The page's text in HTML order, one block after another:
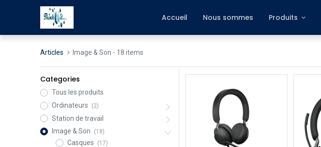
Accueil Nous sommes Produits
Articles Image & Son - 18 items
Categories
Tous les produits
Ordinateurs
(2)
Station de travail
Image & Son
(18)
Casques (17)